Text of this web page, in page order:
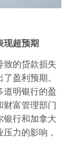
现超预期
致的贷款损失
盈利预期。
明银行的盈
财富管理部门
银行和加拿大
力的影响，